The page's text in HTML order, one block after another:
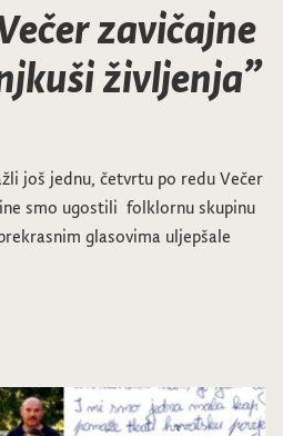
zavičajne
življenja”
još jednu, četvrtu po redu Večer
smo ugostili folklornu skupinu
glasovima uljepšale